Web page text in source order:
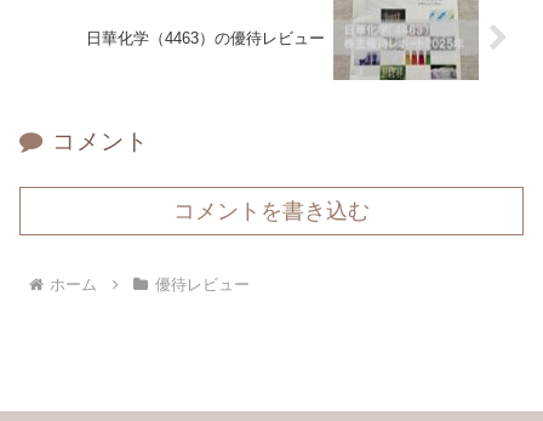
日華化学（4463）の優待レビュー
コメント
コメントを書き込む
ホーム 優待レビュー